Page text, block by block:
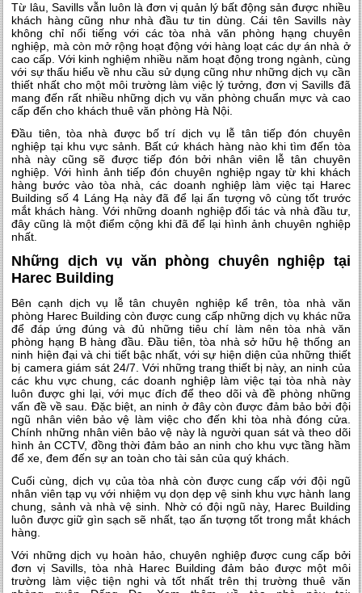
Từ lâu, Savills vẫn luôn là đơn vị quản lý bất động sản được nhiều
khách hàng cũng như nhà đầu tư tin dùng. Cái tên Savills này
không chỉ nổi tiếng với các tòa nhà văn phòng hạng chuyên
nghiệp, mà còn mở rộng hoạt động với hàng loạt các dự án nhà ở
cao cấp. Với kinh nghiệm nhiều năm hoạt động trong ngành, cùng
với sự thấu hiểu về nhu cầu sử dụng cũng như những dịch vụ cần
thiết nhất cho một môi trường làm việc lý tưởng, đơn vị Savills đã
mang đến rất nhiều những dịch vụ văn phòng chuẩn mực và cao
cấp đến cho khách thuê văn phòng Hà Nội.
Đầu tiên, tòa nhà được bố trí dịch vụ lễ tân tiếp đón chuyên
nghiệp tại khu vực sảnh. Bất cứ khách hàng nào khi tìm đến tòa
nhà này cũng sẽ được tiếp đón bởi nhân viên lễ tân chuyên
nghiệp. Với hình ảnh tiếp đón chuyên nghiệp ngay từ khi khách
hàng bước vào tòa nhà, các doanh nghiệp làm việc tại Harec
Building số 4 Láng Hạ này đã để lại ấn tượng vô cùng tốt trước
mắt khách hàng. Với những doanh nghiệp đối tác và nhà đầu tư,
đây cũng là một điểm cộng khi đã để lại hình ảnh chuyên nghiệp
nhất.
Những dịch vụ văn phòng chuyên nghiệp tại
Harec Building
Bên cạnh dịch vụ lễ tân chuyên nghiệp kể trên, tòa nhà văn
phòng Harec Building còn được cung cấp những dịch vụ khác nữa
để đáp ứng đúng và đủ những tiêu chí làm nên tòa nhà văn
phòng hạng B hàng đầu. Đầu tiên, tòa nhà sở hữu hệ thống an
ninh hiện đại và chi tiết bậc nhất, với sự hiện diện của những thiết
bị camera giám sát 24/7. Với những trang thiết bị này, an ninh của
các khu vực chung, các doanh nghiệp làm việc tại tòa nhà này
luôn được ghi lại, với mục đích để theo dõi và đề phòng những
vấn đề về sau. Đặc biệt, an ninh ở đây còn được đảm bảo bởi đội
ngũ nhân viên bảo vệ làm việc cho đến khi tòa nhà đóng cửa.
Chính những nhân viên bảo vệ này là người quan sát và theo dõi
hình ản CCTV, đồng thời đảm bảo an ninh cho khu vực tầng hầm
để xe, đem đến sự an toàn cho tài sản của quý khách.
Cuối cùng, dịch vụ của tòa nhà còn được cung cấp với đội ngũ
nhân viên tạp vụ với nhiệm vụ dọn dẹp vệ sinh khu vực hành lang
chung, sảnh và nhà vệ sinh. Nhờ có đội ngũ này, Harec Building
luôn được giữ gìn sạch sẽ nhất, tạo ấn tượng tốt trong mắt khách
hàng.
Với những dịch vụ hoàn hảo, chuyên nghiệp được cung cấp bởi
đơn vị Savills, tòa nhà Harec Building đảm bảo được một môi
trường làm việc tiện nghi và tốt nhất trên thị trường thuê văn